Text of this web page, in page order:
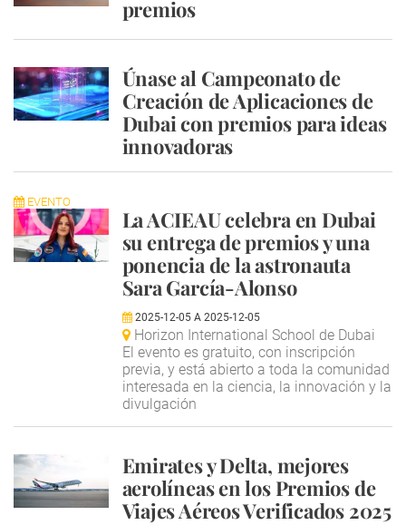
premios
Únase al Campeonato de
Creación de Aplicaciones de
Dubai con premios para ideas
innovadoras
EVENTO
La ACIEAU celebra en Dubai
su entrega de premios y una
ponencia de la astronauta
Sara García-Alonso
2025-12-05A 2025-12-05
Horizon International School de Dubai
El evento es gratuito, con inscripción
previa, y está abierto a toda la comunidad
interesada en la ciencia, la innovación y la
divulgación
Emirates y Delta, mejores
aerolíneas en los Premios de
Viajes Aéreos Verificados 2025